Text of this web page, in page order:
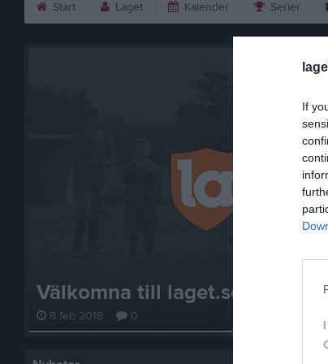
If
Start Laget Kalender Serier
Välkomna till laget.se – Här
8 feb 2018 0